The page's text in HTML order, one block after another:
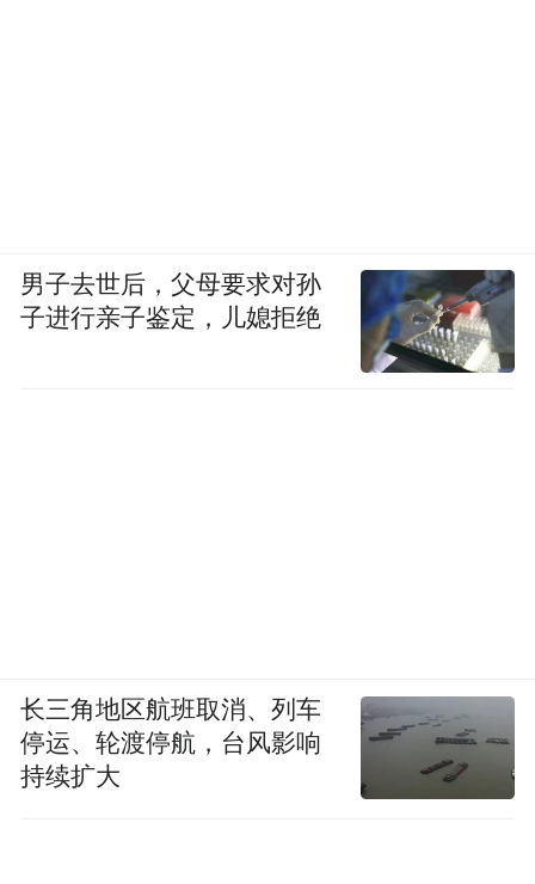
男子去世后，父母要求对孙
子进行亲子鉴定，儿媳拒绝
长三角地区航班取消、列车
停运、轮渡停航，台风影响
持续扩大